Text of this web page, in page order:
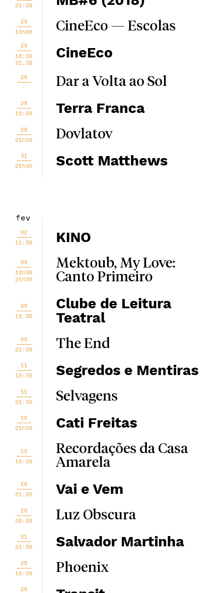
21:30
24
10h00
CineEco — Escolas
24
18:30
21:30
CineEco
25
-
Dar a Volta ao Sol
28
18:30
Terra Franca
28
21h30
Dovlatov
31
21h30
Scott Matthews
fev
02
11:30
KINO
04
18h30
21h30
Mektoub, My Love:
Canto Primeiro
05
18:30
Clube de Leitura
Teatral
08
21:30
The End
11
18:30
Segredos e Mentiras
11
21:30
Selvagens
16
21h30
Cati Freitas
18
18:30
Recordações da Casa
Amarela
18
21:30
Vai e Vem
20
20:30
Luz Obscura
21
21:30
Salvador Martinha
25
18:30
Phoenix
25